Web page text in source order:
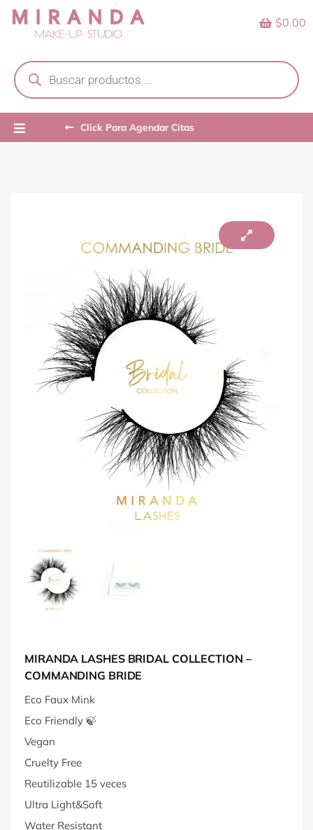
Skip
search
$0.00
Click Para Agendar Citas
MIRANDA LASHES BRIDAL COLLECTION –
COMMANDING BRIDE
Eco Faux Mink
Eco Friendly 🍃
Vegan
Cruelty Free
Reutilizable 15 veces
Ultra Light&Soft
Water Resistant